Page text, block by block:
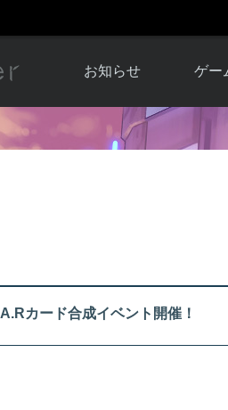
お知らせ
お知らせ一覧
ゲー
ソウ
アップ
A.Rカード合成イベント開催！